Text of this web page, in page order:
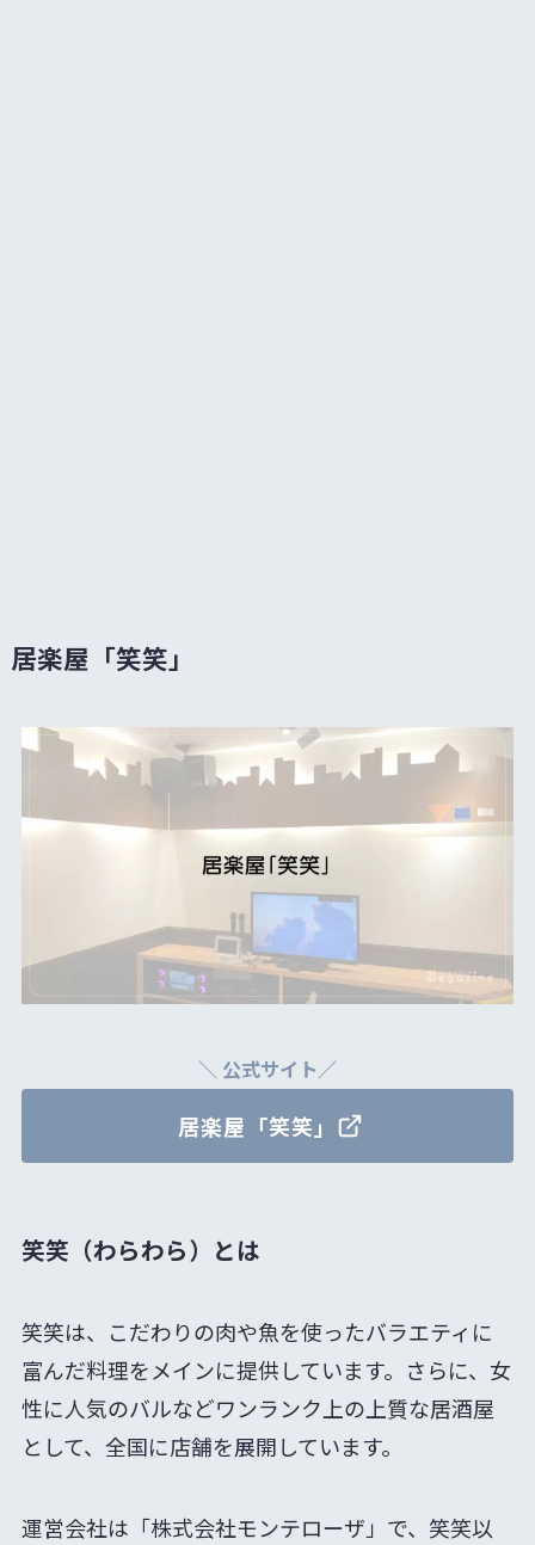
居楽屋「笑笑」
＼ 公式サイト／
居楽屋「笑笑」
笑笑（わらわら）とは
笑笑は、こだわりの肉や魚を使ったバラエティに
富んだ料理をメインに提供しています。さらに、女
性に人気のバルなどワンランク上の上質な居酒屋
として、全国に店舗を展開しています。
運営会社は「株式会社モンテローザ」で、笑笑以